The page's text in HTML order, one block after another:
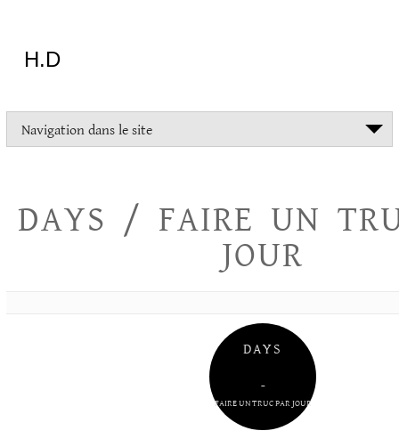
H.D
tout
essayer
Navigation dans le site
DAYS / FAIRE UN
JOUR
DAYS
–
FAIRE UN TRUC PAR JOUR